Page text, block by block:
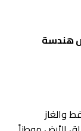
هندسة
والغاز